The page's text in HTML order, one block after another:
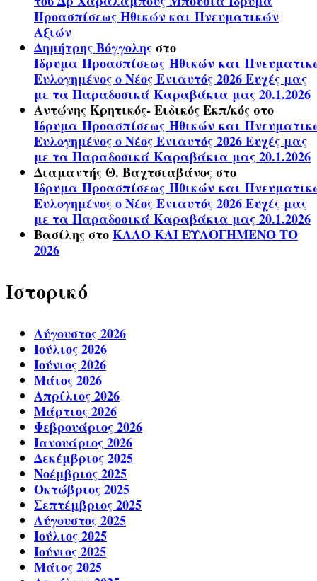
Προασπίσεως Ηθικών και Πνευματικών
Αξιών
Δημήτρης Βόγγοληςστο
Ίδρυμα Προασπίσεως Ηθικών και
Ευλογημένος ο Νέος Ενιαυτός 2026 Ευχές μας
με τα Παραδοσικά Καραβάκια μας 20.1.2026
Αντώνης Κρητικός- Ειδικός Εκπ/κόςστο
Ίδρυμα Προασπίσεως Ηθικών και
Ευλογημένος ο Νέος Ενιαυτός 2026 Ευχές μας
με τα Παραδοσικά Καραβάκια μας 20.1.2026
Διαμαντής Θ. Βαχτσιαβάνοςστο
Ίδρυμα Προασπίσεως Ηθικών και
Ευλογημένος ο Νέος Ενιαυτός 2026 Ευχές μας
με τα Παραδοσικά Καραβάκια μας 20.1.2026
ΒασίληςστοΚΑΛΟ ΚΑΙ ΕΥΛΟΓΗΜΕΝΟ ΤΟ
2026
Ιστορικό
Αύγουστος 2026
Ιούλιος 2026
Ιούνιος 2026
Μάιος 2026
Απρίλιος 2026
Μάρτιος 2026
Φεβρουάριος 2026
Ιανουάριος 2026
Δεκέμβριος 2025
Νοέμβριος 2025
Οκτώβριος 2025
Σεπτέμβριος 2025
Αύγουστος 2025
Ιούλιος 2025
Ιούνιος 2025
Μάιος 2025